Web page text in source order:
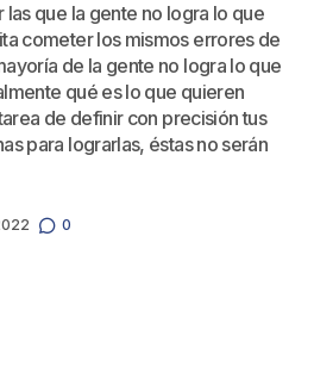
que la gente no logra lo que
cometer los mismos errores de
de la gente no logra lo que
qué es lo que quieren
de definir con precisión tus
para lograrlas, éstas no serán
0